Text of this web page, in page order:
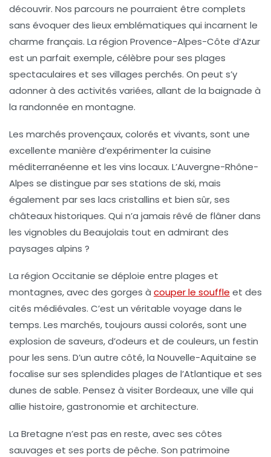
découvrir. Nos parcours ne pourraient être complets
sans évoquer des lieux emblématiques qui incarnent le
charme français. La région Provence-Alpes-Côte d’Azur
est un parfait exemple, célèbre pour ses plages
spectaculaires et ses villages perchés. On peut s’y
adonner à des activités variées, allant de la baignade à
la randonnée en montagne.
Les marchés provençaux, colorés et vivants, sont une
excellente manière d’expérimenter la cuisine
méditerranéenne et les vins locaux. L’Auvergne-Rhône-
Alpes se distingue par ses stations de ski, mais
également par ses lacs cristallins et bien sûr, ses
châteaux historiques. Qui n’a jamais rêvé de flâner dans
les vignobles du Beaujolais tout en admirant des
paysages alpins ?
La région Occitanie se déploie entre plages et
montagnes, avec des gorges à couper le souffle et des
cités médiévales. C’est un véritable voyage dans le
temps. Les marchés, toujours aussi colorés, sont une
explosion de saveurs, d’odeurs et de couleurs, un festin
pour les sens. D’un autre côté, la Nouvelle-Aquitaine se
focalise sur ses splendides plages de l’Atlantique et ses
dunes de sable. Pensez à visiter Bordeaux, une ville qui
allie histoire,gastronomie et architecture.
La Bretagne n’est pas en reste, avec ses côtes
sauvages et ses ports de pêche. Son patrimoine